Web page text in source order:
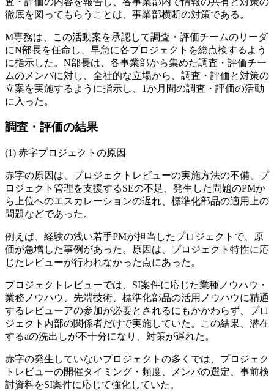
徹底を図ってもらうことは、事業部横断の対策である。
M専務は、この活動案を承認して調査・評価チームのリーダ
にN部長を任命し、早急に各プロジェクトを総点検するよう
に指示した。N部長は、各事業部から集めた調査・評価チー
ムのメンバに対し、全社的な立場から、調査・評価と対策の
立案を実施するように指示し、1か月間の調査・評価の活動
に入った。
調査・評価の結果
赤字プロジェクトの原因
赤字の原因は、プロジェクトレビューの実施方法の不備、プ
ロジェクト管理を支援するSEの不足、発生した問題のPMか
ら上位へのエスカレーションの遅れ、標準化部品の適用上の
問題などであった。
例えば、経験の浅い若手PMが担当したプロジェクトで、原
価が急増した事例があった。原因は、プロジェクト特性に応
じたレビューが行われなかった点にあった。
プロジェクトレビューでは、SI案件に応じた業種ノウハウ・
業務ノウハウ、先端技術、標準化部品の活用ノウハウに精通
するレビューアの参加が必要とされるにもかかわらず、プロ
ジェクト内部の関係者だけで実施していた。この結果、潜在
するaの洗出しが不十分になり、対策が遅れた。
赤字の発生していないプロジェクトの多くでは、プロジェク
トレビューの開催タイミング・頻度、メンバの選定、事前検
討資料をSI案件に応じて強化していた。